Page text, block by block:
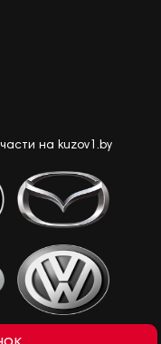
на kuzov1.by